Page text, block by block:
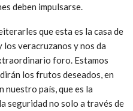
deben impulsarse.
que esta es la casa de
los veracruzanos y nos da
foro. Estamos
los frutos deseados, en
nuestro país, que es la
seguridad no solo a través de